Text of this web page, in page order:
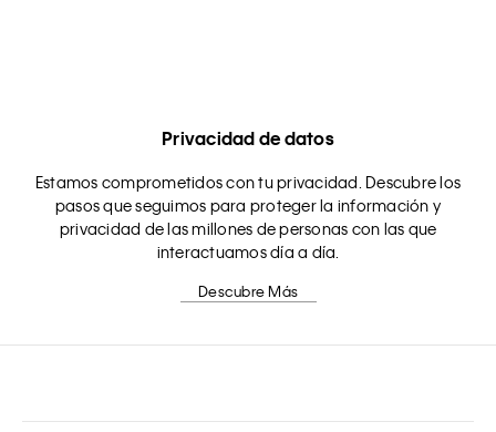
Privacidad de datos
Estamos comprometidos con tu privacidad. Descubre los
pasos que seguimos para proteger la información y
privacidad de las millones de personas con las que
interactuamos día a día.
Descubre Más